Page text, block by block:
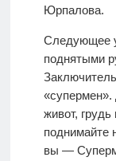
Юрпалова.
Следующее
поднятыми
«супермен».
живот,
поднимайте
вы —